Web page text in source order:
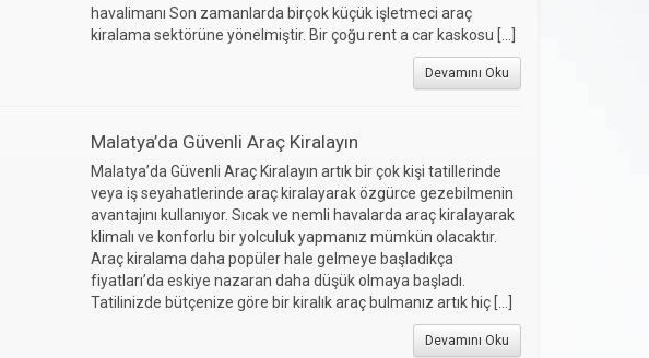
havalimanı Son zamanlarda birçok küçük işletmeci araç
kiralama sektörüne yönelmiştir. Bir çoğu rent a car kaskosu […]
Devamını Oku
Malatya’da Güvenli Araç Kiralayın
Malatya’da Güvenli Araç Kiralayın artık bir çok kişi tatillerinde
veya iş seyahatlerinde araç kiralayarak özgürce gezebilmenin
avantajını kullanıyor. Sıcak ve nemli havalarda araç kiralayarak
klimalı ve konforlu bir yolculuk yapmanız mümkün olacaktır.
Araç kiralama daha popüler hale gelmeye başladıkça
fiyatları’da eskiye nazaran daha düşük olmaya başladı.
Tatilinizde bütçenize göre bir kiralık araç bulmanız artık hiç […]
Devamını Oku